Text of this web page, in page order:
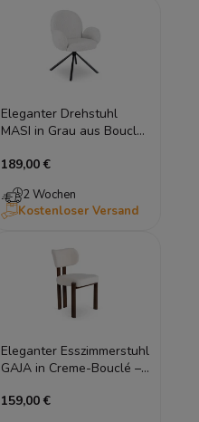
Eleganter Drehstuhl
MASI in Grau aus Bouclé
189,00 €
2 Wochen
Kostenloser Versand
Eleganter Esszimmerstuhl
GAJA in Creme-Bouclé –
159,00 €